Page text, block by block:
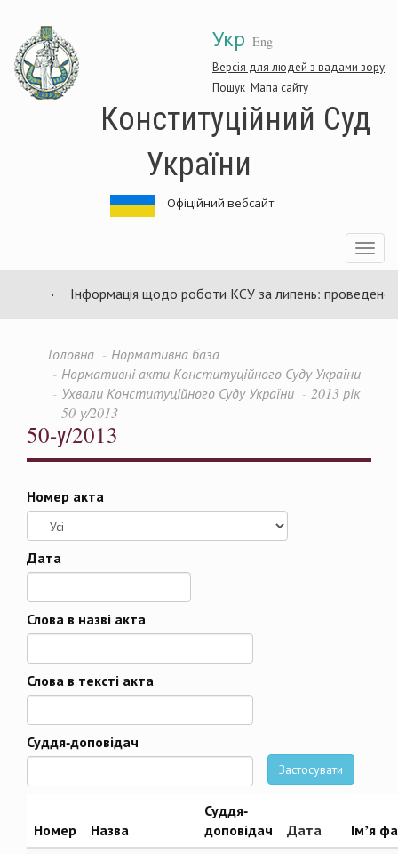
основного
матеріалу
Укр Eng
Версія для людей з вадами зору
Пошук Мапа сайту
Конституційний Суд
України
Офіційний вебсайт
Toggle
Інформація щодо роботи КСУ за липень: проведено
Головна
Нормативна база
Нормативні акти Конституційного Суду України
Ухвали Конституційного Суду України
2013 рік
50-у/2013
50-у/2013
Номер акта
Дата
Дата
Слова в назві акта
Слова в тексті акта
Суддя-доповідач
Застосувати
Номер Назва
Суддя-
доповідач
Дата Ім’я